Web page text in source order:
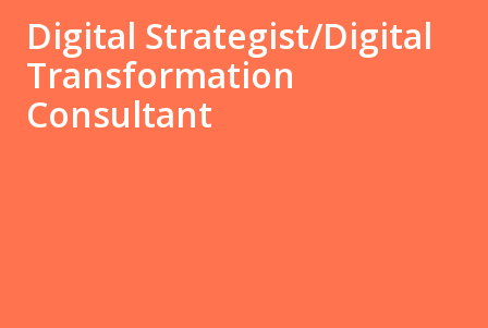
Digital Strategist/Digital
Transformation
Consultant